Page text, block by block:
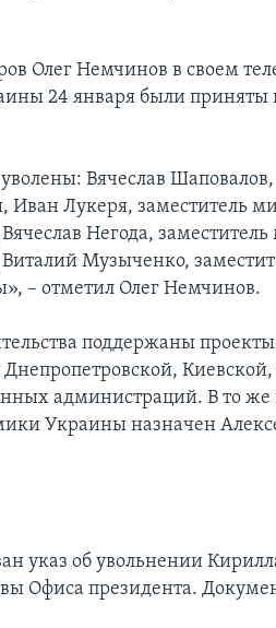
Олег Немчинов в своем
24 января были приняты
Вячеслав Шаповалов,
Лукеря, заместитель
Негода, заместитель
Музыченко,
– отметил Олег Немчинов.
поддержаны проекты
администраций. В то же
Украины назначен
указ об увольнении
Офиса президента.